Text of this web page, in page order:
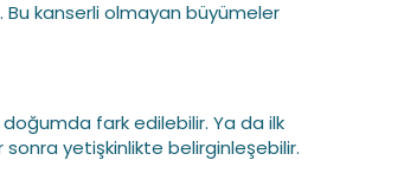
kanserli olmayan büyümeler
fark edilebilir. Ya da ilk
yetişkinlikte belirginleşebilir.